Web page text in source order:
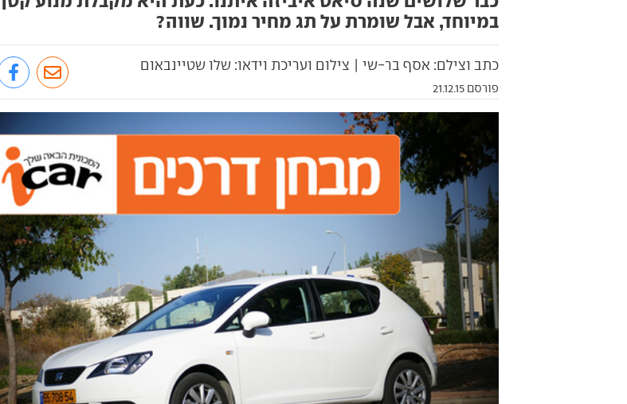
במיוחד, אבל שומרת על תג מחיר נמוך. שווה?
כתב וצילם: אסף בר-שי | צילום ועריכת וידאו: שלו שטיינבאום
פורסם 21.12.15